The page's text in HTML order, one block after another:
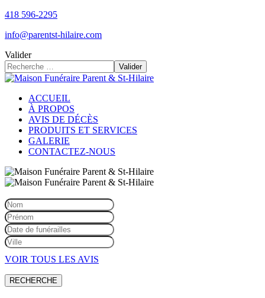
418 596-2295
info@parentst-hilaire.com
Valider
Valider
ACCUEIL
À PROPOS
AVIS DE DÉCÈS
PRODUITS ET SERVICES
GALERIE
CONTACTEZ-NOUS
VOIR TOUS LES AVIS